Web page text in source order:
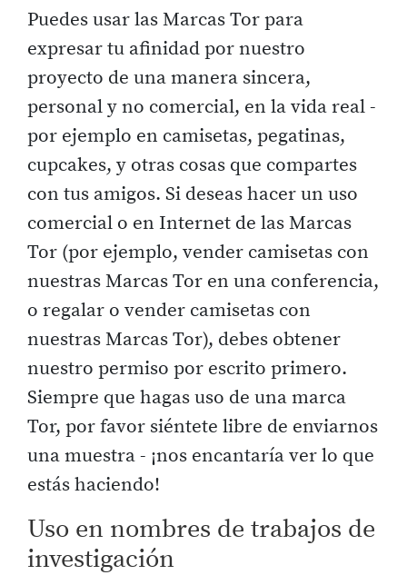
Puedes usar las Marcas Tor para
expresar tu afinidad por nuestro
proyecto de una manera sincera,
personal y no comercial, en la vida real -
por ejemplo en camisetas, pegatinas,
cupcakes, y otras cosas que compartes
con tus amigos. Si deseas hacer un uso
comercial o en Internet de las Marcas
Tor (por ejemplo, vender camisetas con
nuestras Marcas Tor en una conferencia,
o regalar o vender camisetas con
nuestras Marcas Tor), debes obtener
nuestro permiso por escrito primero.
Siempre que hagas uso de una marca
Tor, por favor siéntete libre de enviarnos
una muestra - ¡nos encantaría ver lo que
estás haciendo!
Uso en nombres de trabajos de
investigación